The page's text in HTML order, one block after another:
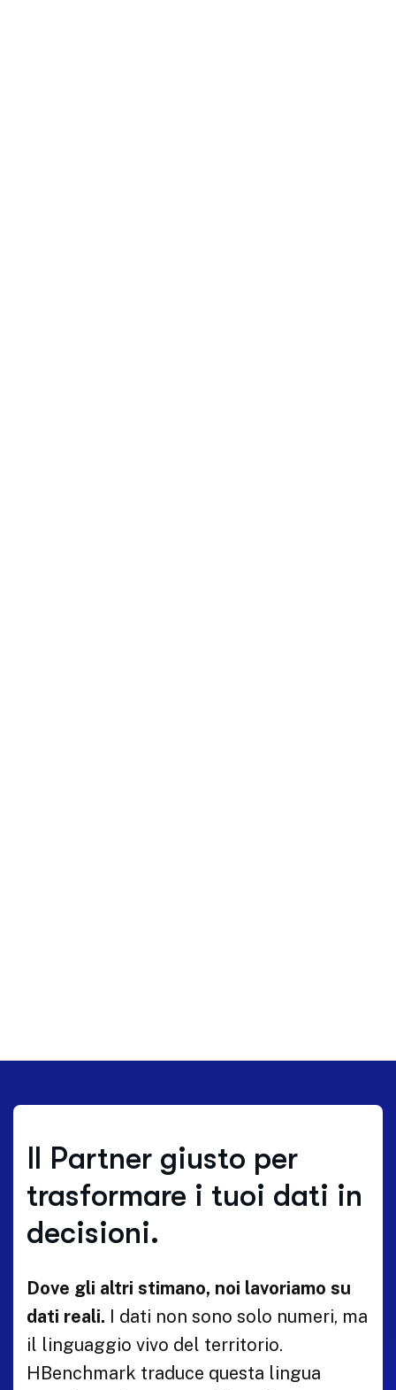
Il Partner giusto per
trasformare i tuoi dati in
decisioni.
Dove gli altri stimano, noi lavoriamo su
dati reali. I dati non sono solo numeri, ma
il linguaggio vivo del territorio.
HBenchmark traduce questa lingua